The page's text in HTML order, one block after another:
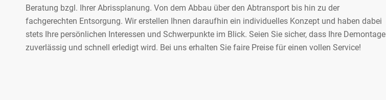
Beratung bzgl. Ihrer Abrissplanung. Von dem Abbau über den Abtransport bis hin zu der
fachgerechten Entsorgung. Wir erstellen Ihnen daraufhin ein individuelles Konzept und haben dabei
stets Ihre persönlichen Interessen und Schwerpunkte im Blick. Seien Sie sicher, dass Ihre Demontage
zuverlässig und schnell erledigt wird. Bei uns erhalten Sie faire Preise für einen vollen Service!